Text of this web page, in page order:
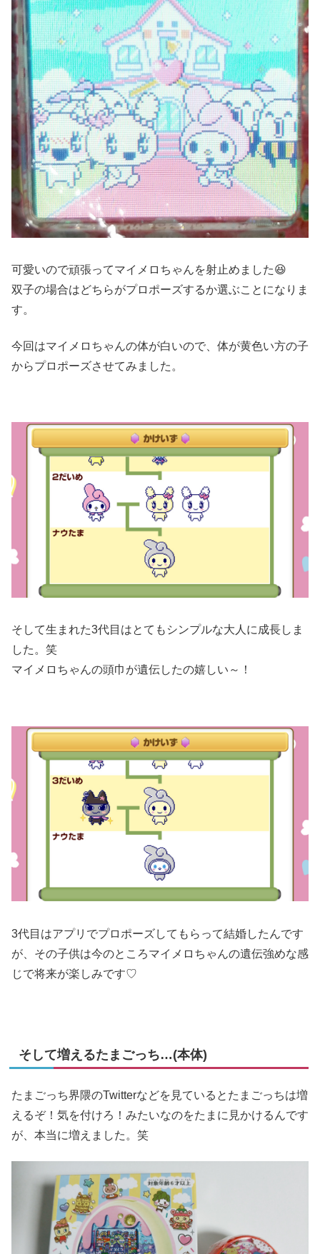
可愛いので頑張ってマイメロちゃんを射止めました😆
双子の場合はどちらがプロポーズするか選ぶことになりま
す。
今回はマイメロちゃんの体が白いので、体が黄色い方の子
からプロポーズさせてみました。
そして生まれた3代目はとてもシンプルな大人に成長しま
した。笑
マイメロちゃんの頭巾が遺伝したの嬉しい～！
3代目はアプリでプロポーズしてもらって結婚したんです
が、その子供は今のところマイメロちゃんの遺伝強めな感
じで将来が楽しみです♡
そして増えるたまごっち…(本体)
たまごっち界隈のTwitterなどを見ているとたまごっちは増
えるぞ！気を付けろ！みたいなのをたまに見かけるんです
が、本当に増えました。笑